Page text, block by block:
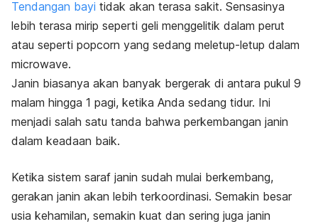
Tendangan bayi tidak akan terasa sakit. Sensasinya
lebih terasa mirip seperti geli menggelitik dalam perut
atau seperti popcorn yang sedang meletup-letup dalam
microwave.
Janin biasanya akan banyak bergerak di antara pukul 9
malam hingga 1 pagi, ketika Anda sedang tidur. Ini
menjadi salah satu tanda bahwa perkembangan janin
dalam keadaan baik.
Ketika sistem saraf janin sudah mulai berkembang,
gerakan janin akan lebih terkoordinasi. Semakin besar
usia kehamilan, semakin kuat dan sering juga janin